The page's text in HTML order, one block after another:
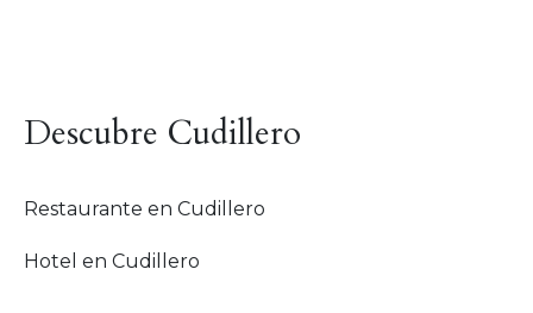
Descubre Cudillero
Restaurante en Cudillero
Hotel en Cudillero